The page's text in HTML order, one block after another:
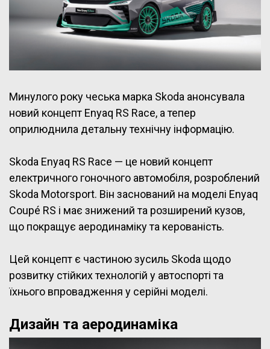
Минулого року чеська марка Skoda анонсувала
новий концепт Enyaq RS Race, а тепер
оприлюднила детальну технічну інформацію.
Skoda Enyaq RS Race — це новий концепт
електричного гоночного автомобіля, розроблений
Skoda Motorsport. Він заснований на моделі Enyaq
Coupé RS і має знижений та розширений кузов,
що покращує аеродинаміку та керованість.
Цей концепт є частиною зусиль Skoda щодо
розвитку стійких технологій у автоспорті та
їхнього впровадження у серійні моделі.
Дизайн та аеродинаміка